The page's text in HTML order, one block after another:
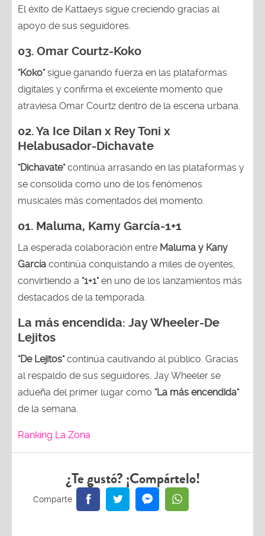
El éxito de Kattaeys sigue creciendo gracias al
apoyo de sus seguidores.
03. Omar Courtz-Koko
"Koko"sigue ganando fuerza en las plataformas
digitales y confirma el excelente momento que
atraviesa Omar Courtz dentro de la escena urbana.
02.Ya Ice Dilan x Rey Toni x
Helabusador-Dichavate
"Dichavate"continúa arrasando en las plataformas y
se consolida como uno de los fenómenos
musicales más comentados del momento.
01. Maluma, Kamy García-1+1
La esperada colaboración entre Maluma y Kany
García continúa conquistando a miles de oyentes,
convirtiendo a "1+1"en uno de los lanzamientos más
destacados de la temporada.
La más encendida: Jay Wheeler-De
Lejitos
"De Lejitos"continúa cautivando al público. Gracias
al respaldo de sus seguidores, Jay Wheeler se
adueña del primer lugar como "La más encendida"
de la semana.
Ranking La Zona
¿Te gustó? ¡Compártelo!